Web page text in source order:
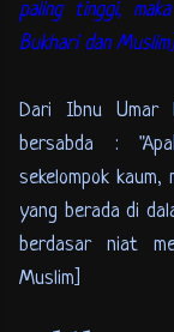
paling tinggi,
Bukhari dan Muslim]
Dari Ibnu Umar
bersabda :
sekelompok
yang berada di
berdasar niat
Muslim]